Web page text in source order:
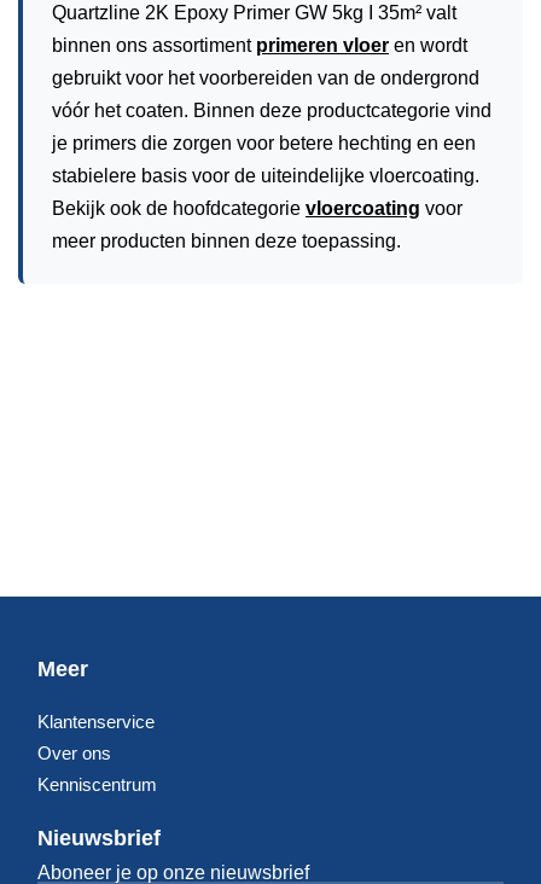
Quartzline 2K Epoxy Primer GW 5kg I 35m² valt
binnen ons assortiment primeren vloer en wordt
gebruikt voor het voorbereiden van de ondergrond
vóór het coaten. Binnen deze productcategorie vind
je primers die zorgen voor betere hechting en een
stabielere basis voor de uiteindelijke vloercoating.
Bekijk ook de hoofdcategorie vloercoating voor
meer producten binnen deze toepassing.
Meer
Klantenservice
Over ons
Kenniscentrum
Nieuwsbrief
Aboneer je op onze nieuwsbrief